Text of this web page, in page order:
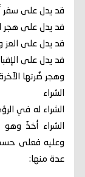
قد يدل على سفر
قد يدل على هجر
قد يدل على العز
قد يدل على
وهجر ضُرتها
الشراء
الشراء له في
الشراء أخذٌ
وعليه فعلى
عدة منها: